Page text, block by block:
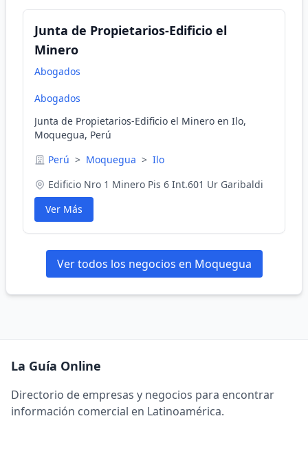
Junta de Propietarios-Edificio el
Minero
Abogados
Abogados
Junta de Propietarios-Edificio el Minero en Ilo,
Moquegua, Perú
Perú > Moquegua > Ilo
Edificio Nro 1 Minero Pis 6 Int.601 Ur Garibaldi
Ver Más
Ver todos los negocios en Moquegua
La Guía Online
Directorio de empresas y negocios para encontrar
información comercial en Latinoamérica.